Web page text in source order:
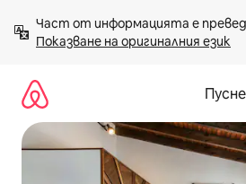
към
съдържанието
Показване на оригиналния език